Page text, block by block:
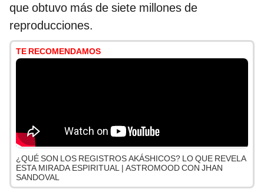
que obtuvo más de siete millones de
reproducciones.
TE RECOMENDAMOS
¿QUÉ SON LOS REGISTROS AKÁSHICOS? LO QUE REVELA
ESTA MIRADA ESPIRITUAL | ASTROMOOD CON JHAN
SANDOVAL